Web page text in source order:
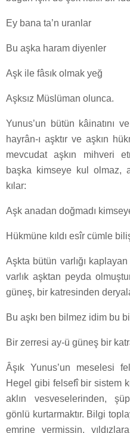
Ey bana ta’n uranlar
Bu aşka haram diyenler
Aşk ile fâsık olmak yeğ
Aşksız Müslüman olunca.
Yunus’un bütün kâinatını
hayrân-ı aşktır ve aşkın
mevcudat aşkın mihveri
başka kimseye kul olmaz,
kılar:
Aşk anadan doğmadı
Hükmüne kıldı esîr cümle
Aşkta bütün varlığı
varlık aşktan peyda
güneş, bir katresinden
Bu aşkı ben bilmez idim bu
Bir zerresi ay-ü güneş bir
Âşık Yunus’un meselesi
Hegel gibi felsefî bir sistem
aklın vesveselerinden,
gönlü kurtarmaktır. Bilgi
emrine vermişsin,